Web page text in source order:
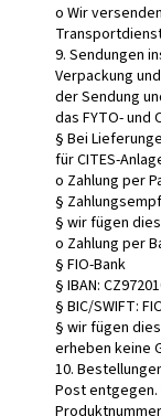
o Wir
9. Sendungen
Verpackung
der Sendung
das FYTO- und
§ Bei
für CITES-
o Zahlung per
§
§ wir fügen
o Zahlung per
§ FIO-Bank
§ IBAN:
§ BIC/SWIFT:
§ wir fügen
erheben keine
10.
Post